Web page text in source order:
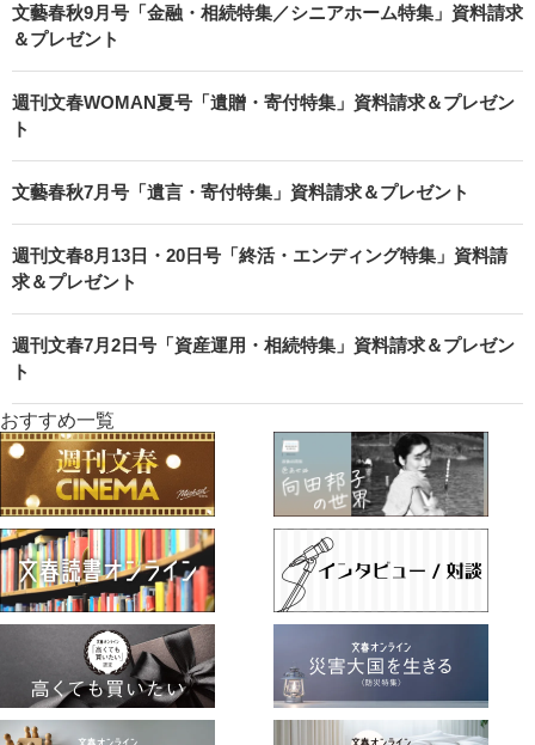
文藝春秋9月号「金融・相続特集／シニアホーム特集」資料請求
＆プレゼント
週刊文春WOMAN夏号「遺贈・寄付特集」資料請求＆プレゼン
ト
文藝春秋7月号「遺言・寄付特集」資料請求＆プレゼント
週刊文春8月13日・20日号「終活・エンディング特集」資料請
求＆プレゼント
週刊文春7月2日号「資産運用・相続特集」資料請求＆プレゼン
ト
おすすめ一覧